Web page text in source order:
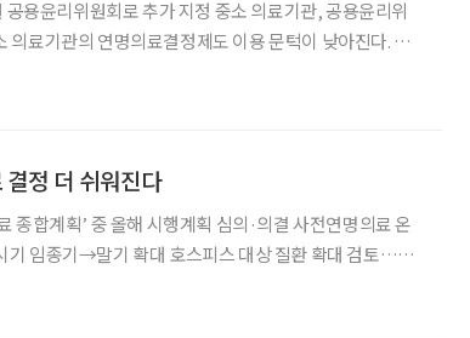
용윤리위원회로 추가 지정 중소 의료기관, 공용윤리위
정 더 쉬워진다
종합계획’ 중 올해 시행계획 심의·의결 사전연명의료 온
기 임종기→말기 확대 호스피스 대상 질환 확대 검토…말